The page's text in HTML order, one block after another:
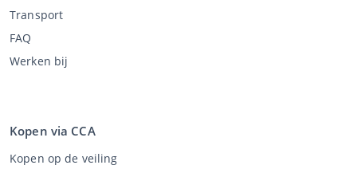
Transport
FAQ
Werken bij
Kopen via CCA
Kopen op de veiling